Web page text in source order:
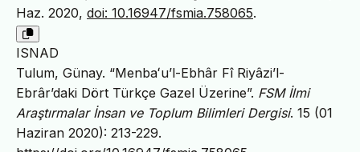
Haz. 2020, doi: 10.16947/fsmia.758065.
ISNAD
Tulum, Günay. “Menbaʻu’l-Ebhâr Fî Riyâzi’l-
Ebrâr’daki Dört Türkçe Gazel Üzerine”. FSM İlmi
Araştırmalar İnsan ve Toplum Bilimleri Dergisi. 15 (01
Haziran 2020): 213-229.